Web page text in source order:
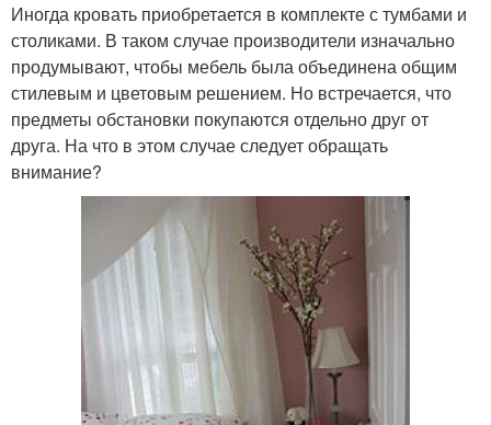
Иногда кровать приобретается в комплекте с тумбами и
столиками. В таком случае производители изначально
продумывают, чтобы мебель была объединена общим
стилевым и цветовым решением. Но встречается, что
предметы обстановки покупаются отдельно друг от
друга. На что в этом случае следует обращать
внимание?